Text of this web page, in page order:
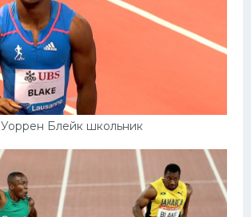
Уоррен Блейк школьник